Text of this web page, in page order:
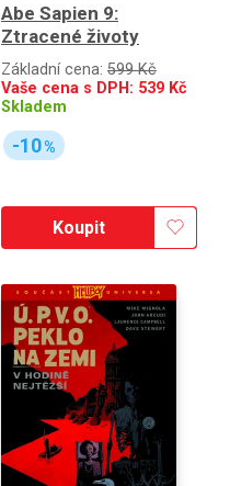
Abe Sapien 9:
Ztracené životy
Základní cena: 599 Kč
Vaše cena s DPH: 539 Kč
Skladem
-10%
Koupit